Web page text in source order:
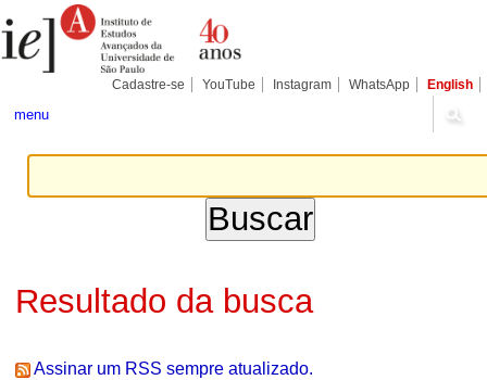
para
conteúdo.
Pessoais
Cadastre-se YouTube Instagram WhatsApp English
menu
Resultado da busca
Assinar um RSS sempre atualizado.